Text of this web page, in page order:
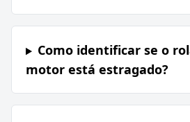
Como identificar se o
motor está estragado?